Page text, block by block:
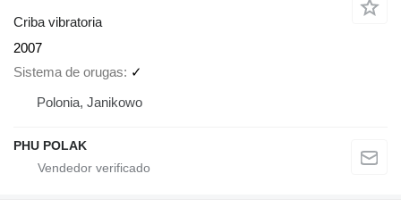
Criba vibratoria
2007
Sistema de orugas
✓
Polonia, Janikowo
PHU POLAK